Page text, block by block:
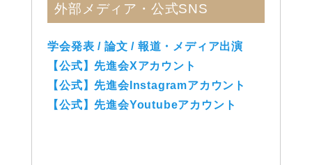
外部メディア・公式SNS
学会発表 / 論文 / 報道・メディア出演
【公式】先進会Xアカウント
【公式】先進会Instagramアカウント
【公式】先進会Youtubeアカウント